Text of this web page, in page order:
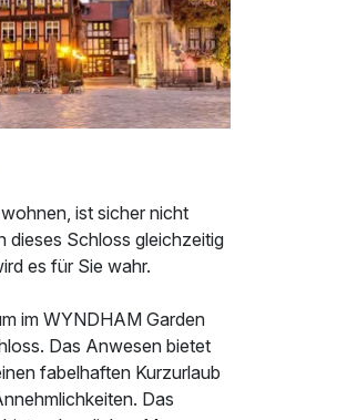
ist sicher nicht
dieses Schloss gleichzeitig
es für Sie wahr.
im WYNDHAM Garden
Das Anwesen bietet
fabelhaften Kurzurlaub
Das